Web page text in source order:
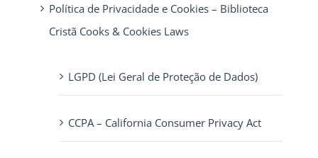
Política de Privacidade e Cookies – Biblioteca
Cristã Cooks & Cookies Laws
LGPD (Lei Geral de Proteção de Dados)
CCPA – California Consumer Privacy Act